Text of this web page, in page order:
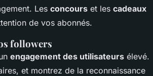
Les concours et les cadeaux
de vos abonnés.
followers
engagement des utilisateurs élevé.
et montrez de la reconnaissance